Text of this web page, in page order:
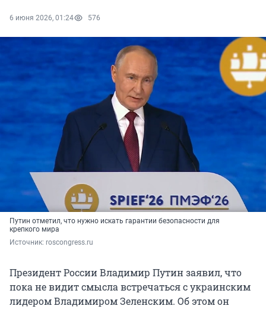
6 июня 2026, 01:24 576
Путин отметил, что нужно искать гарантии безопасности для
крепкого мира
Источник: roscongress.ru
Президент России Владимир Путин заявил, что
пока не видит смысла встречаться с украинским
лидером Владимиром Зеленским. Об этом он